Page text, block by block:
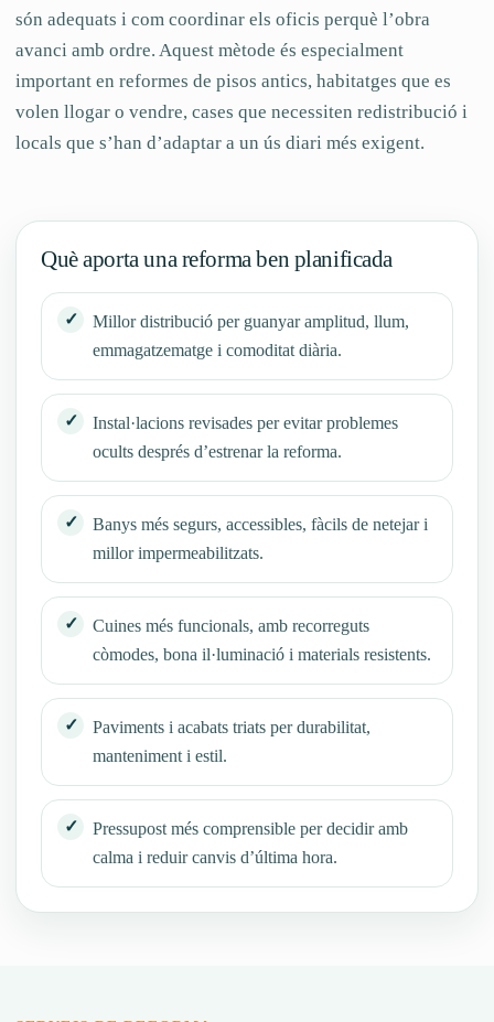
són adequats i com coordinar els oficis perquè l’obra
avanci amb ordre. Aquest mètode és especialment
important en reformes de pisos antics, habitatges que es
volen llogar o vendre, cases que necessiten redistribució i
locals que s’han d’adaptar a un ús diari més exigent.
Què aporta una reforma ben planificada
Millor distribució per guanyar amplitud, llum,
emmagatzematge i comoditat diària.
Instal·lacions revisades per evitar problemes
ocults després d’estrenar la reforma.
Banys més segurs, accessibles, fàcils de netejar i
millor impermeabilitzats.
Cuines més funcionals, amb recorreguts
còmodes, bona il·luminació i materials resistents.
Paviments i acabats triats per durabilitat,
manteniment i estil.
Pressupost més comprensible per decidir amb
calma i reduir canvis d’última hora.